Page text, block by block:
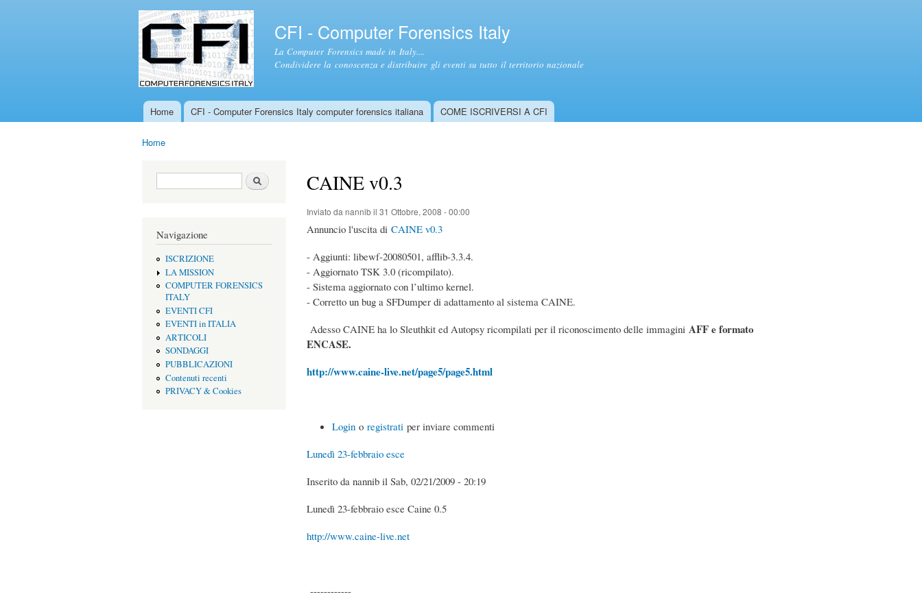
principale
CFI - Computer Forensics Italy
La Computer Forensics made in Italy....
Condividere la conoscenza e distribuire gli eventi su tutto il territorio nazionale
Menu principale
Home CFI - Computer Forensics Italy computer forensics italiana COME ISCRIVERSI A CFI
Home
Form di ricerca Cerca
Navigazione
ISCRIZIONE
LA MISSION
COMPUTER FORENSICS
ITALY
EVENTI CFI
EVENTI in ITALIA
ARTICOLI
SONDAGGI
PUBBLICAZIONI
Contenuti recenti
PRIVACY & Cookies
CAINE v0.3
Inviato da nannibil 31 Ottobre, 2008 - 00:00
Annuncio l'uscita di CAINE v0.3
- Aggiunti: libewf-20080501, afflib-3.3.4.
- Aggiornato TSK 3.0 (ricompilato).
- Sistema aggiornato con l’ultimo kernel.
- Corretto un bug a SFDumper di adattamento al sistema CAINE.
Adesso CAINE ha lo Sleuthkit ed Autopsy ricompilati per il riconoscimento delle immagini AFF e formato
ENCASE.
http://www.caine-live.net/page5/page5.html
Login oregistrati per inviare commenti
Lunedì 23-febbraio esce
Inserito da nannib il Sab, 02/21/2009 - 20:19
Lunedì 23-febbraio esce Caine 0.5
http://www.caine-live.net
------------